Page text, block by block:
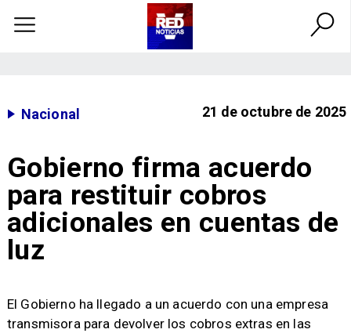
Nacional 21 de octubre de 2025
Gobierno firma acuerdo
para restituir cobros
adicionales en cuentas de
luz
El Gobierno ha llegado a un acuerdo con una empresa
transmisora para devolver los cobros extras en las